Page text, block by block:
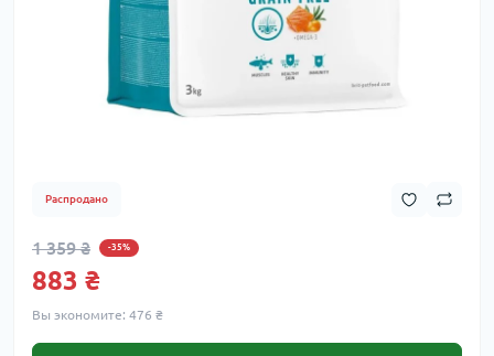
Распродано
1 359 ₴ -35%
883 ₴
Вы экономите: 476 ₴